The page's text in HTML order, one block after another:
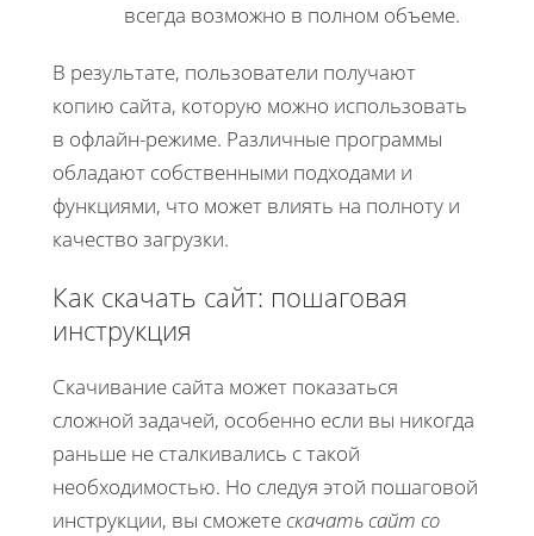
всегда возможно в полном объеме.
В результате, пользователи получают
копию сайта, которую можно использовать
в офлайн-режиме. Различные программы
обладают собственными подходами и
функциями, что может влиять на полноту и
качество загрузки.
Как скачать сайт: пошаговая
инструкция
Скачивание сайта может показаться
сложной задачей, особенно если вы никогда
раньше не сталкивались с такой
необходимостью. Но следуя этой пошаговой
инструкции, вы сможетескачать сайт со